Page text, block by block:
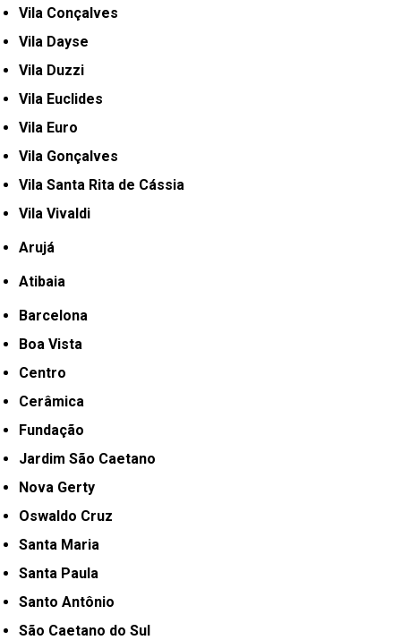
Vila Conçalves
Vila Dayse
Vila Duzzi
Vila Euclides
Vila Euro
Vila Gonçalves
Vila Santa Rita de Cássia
Vila Vivaldi
Arujá
Atibaia
Barcelona
Boa Vista
Centro
Cerâmica
Fundação
Jardim São Caetano
Nova Gerty
Oswaldo Cruz
Santa Maria
Santa Paula
Santo Antônio
São Caetano do Sul